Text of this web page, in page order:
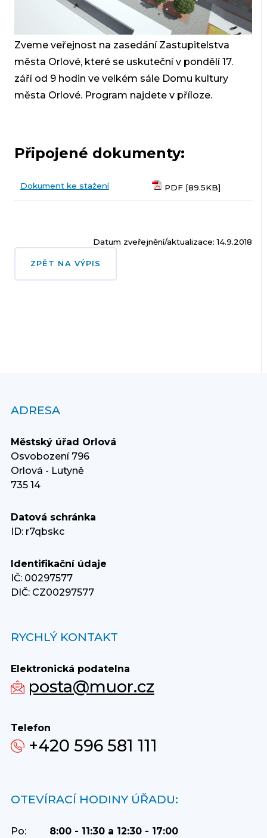
Zveme veřejnost na zasedání Zastupitelstva
města Orlové, které se uskuteční v pondělí 17.
září od 9 hodin ve velkém sále Domu kultury
města Orlové. Program najdete v příloze.
Připojené dokumenty:
Dokument ke stažení PDF [89.5KB]
Datum zveřejnění/aktualizace: 14.9.2018
ZPĚT NA VÝPIS
ADRESA
Městský úřad Orlová
Osvobození 796
Orlová - Lutyně
735 14
Datová schránka
ID: r7qbskc
Identifikační údaje
IČ: 00297577
DIČ: CZ00297577
RYCHLÝ KONTAKT
Elektronická podatelna
posta@muor.cz
Telefon
+420 596 581 111
OTEVÍRACÍ HODINY ÚŘADU:
Po:
8:00 - 11:30 a 12:30 - 17:00